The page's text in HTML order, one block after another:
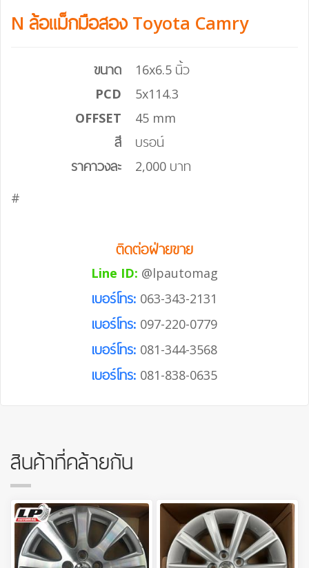
N ล้อแม็กมือสอง Toyota Camry
ขนาด
16x6.5 นิ้ว
PCD
5x114.3
OFFSET
45 mm
สี
บรอน์
ราคาวงละ
2,000 บาท
#
ติดต่อฝ่ายขาย
Line ID: @lpautomag
เบอร์โทร: 063-343-2131
เบอร์โทร: 097-220-0779
เบอร์โทร: 081-344-3568
เบอร์โทร: 081-838-0635
สินค้าที่คล้ายกัน